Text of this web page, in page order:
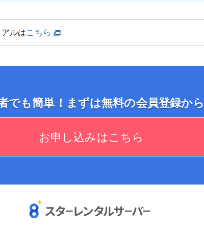
ルはこちら
でも簡単！まずは無料の会員登録か
お申し込みはこちら